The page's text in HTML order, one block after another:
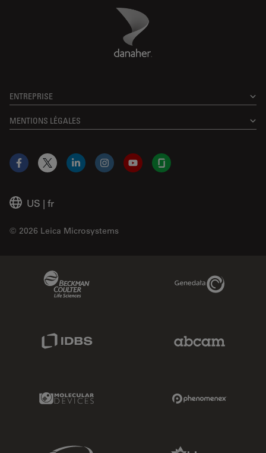
Danaher Logo
ENTREPRISE
MENTIONS LÉGALES
US | fr
© 2026 Leica Microsystems
Facebook
X LinkedInInstagramYouTubeGlassdoor
Genedata Link
Molecular Devices Link
Sciex Link